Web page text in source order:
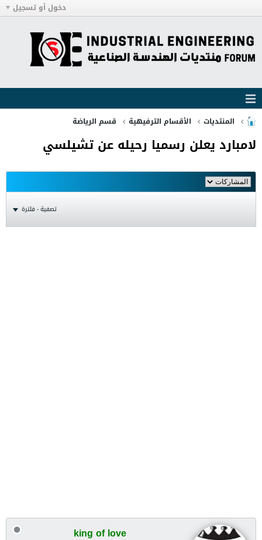
دخول أو تسجيل
المنتديات الأقسام الترفيهية قسم الرياضة
لامبارد يعلن رسميا رحيله عن تشيلسي
تصفية - فلترة
king of love